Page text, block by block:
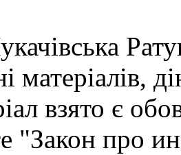
матеріалів,
взято є
"Закон про